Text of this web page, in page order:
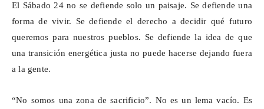
El Sábado 24 no se defiende solo un paisaje. Se defiende una
forma de vivir. Se defiende el derecho a decidir qué futuro
queremos para nuestros pueblos. Se defiende la idea de que
una transición energética justa no puede hacerse dejando fuera
a la gente.
“No somos una zona de sacrificio”. No es un lema vacío. Es